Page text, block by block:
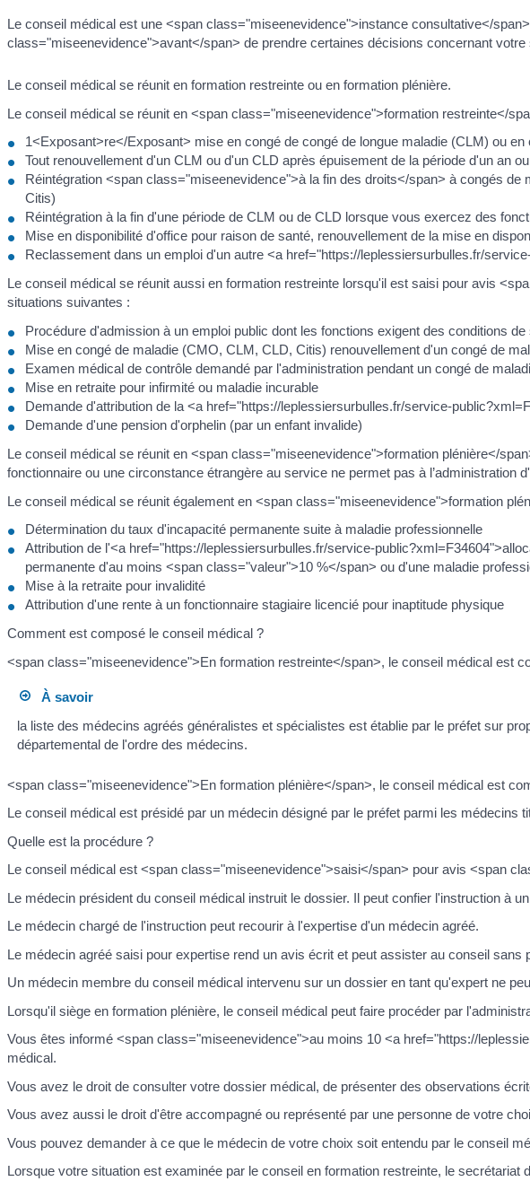
Le conseil médical est une <span class="miseenevidence">instance consultative</
class="miseenevidence">avant</span> de prendre certaines décisions concernant
Le conseil médical se réunit en formation restreinte ou en formation plénière.
Le conseil médical se réunit en <span class="miseenevidence">formation restreinte</
1<Exposant>re</Exposant> mise en congé de congé de longue maladie (CLM) ou en
Tout renouvellement d'un CLM ou d'un CLD après épuisement de la période d'un an
Réintégration <span class="miseenevidence">à la fin des droits</span> à congés
Citis)
Réintégration à la fin d'une période de CLM ou de CLD lorsque vous exercez des
Mise en disponibilité d'office pour raison de santé, renouvellement de la mise en
Reclassement dans un emploi d'un autre <a href="https://leplessiersurbulles.fr/
Le conseil médical se réunit aussi en formation restreinte lorsqu'il est saisi pour avis
situations suivantes :
Procédure d'admission à un emploi public dont les fonctions exigent des conditions de
Mise en congé de maladie (CMO, CLM, CLD, Citis) renouvellement d'un congé de
Examen médical de contrôle demandé par l'administration pendant un congé de
Mise en retraite pour infirmité ou maladie incurable
Demande d'attribution de la <a href="https://leplessiersurbulles.fr/service-
Demande d'une pension d'orphelin (par un enfant invalide)
Le conseil médical se réunit en <span class="miseenevidence">formation plénière</
fonctionnaire ou une circonstance étrangère au service ne permet pas à l’administration
Le conseil médical se réunit également en <span class="miseenevidence">formation
Détermination du taux d'incapacité permanente suite à maladie professionnelle
Attribution de l'<a href="https://leplessiersurbulles.fr/service-
permanente d'au moins <span class="valeur">10 %</span> ou d'une maladie
Mise à la retraite pour invalidité
Attribution d'une rente à un fonctionnaire stagiaire licencié pour inaptitude physique
Comment est composé le conseil médical ?
<span class="miseenevidence">En formation restreinte</span>, le conseil médical est
À savoir
la liste des médecins agréés généralistes et spécialistes est établie par le préfet sur
départemental de l'ordre des médecins.
<span class="miseenevidence">En formation plénière</span>, le conseil médical est
Le conseil médical est présidé par un médecin désigné par le préfet parmi les médecins
Quelle est la procédure ?
Le conseil médical est <span class="miseenevidence">saisi</span> pour avis <span
Le médecin président du conseil médical instruit le dossier. Il peut confier l'instruction à
Le médecin chargé de l'instruction peut recourir à l'expertise d'un médecin agréé.
Le médecin agréé saisi pour expertise rend un avis écrit et peut assister au conseil sans
Un médecin membre du conseil médical intervenu sur un dossier en tant qu'expert ne
Lorsqu'il siège en formation plénière, le conseil médical peut faire procéder par
Vous êtes informé <span class="miseenevidence">au moins 10 <a href="https://
médical.
Vous avez le droit de consulter votre dossier médical, de présenter des observations
Vous avez aussi le droit d'être accompagné ou représenté par une personne de votre
Vous pouvez demander à ce que le médecin de votre choix soit entendu par le conseil
Lorsque votre situation est examinée par le conseil en formation restreinte, le